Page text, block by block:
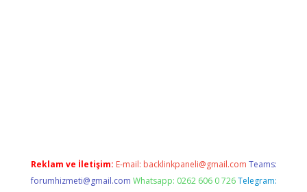
Reklam ve İletişim: E-mail: backlinkpaneli@gmail.com Teams:
forumhizmeti@gmail.com Whatsapp: 0262 606 0 726 Telegram: